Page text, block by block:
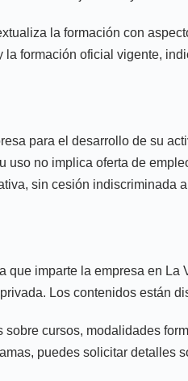
la formación con
formación oficial vigente,
para el desarrollo de su
no implica oferta de
sin cesión indiscriminada
imparte la empresa en
Los contenidos están
cursos, modalidades
puedes solicitar detalles